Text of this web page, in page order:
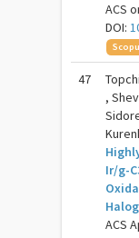
ACS
DOI:
47
,
Ir/g-
ACS